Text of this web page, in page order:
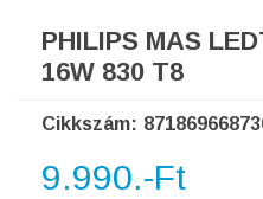
PHILIPS MAS
16W 830 T8
Cikkszám:
9.990.-Ft